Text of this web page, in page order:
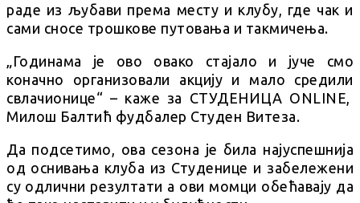
раде из љубави према месту и клубу, где чак и
сами сносе трошкове путовања и такмичења.
„Годинама је ово овако стајало и јуче смо
коначно организовали акцију и мало средили
свлачионице“ – каже за СТУДЕНИЦА ONLINE,
Милош Балтић фудбалер Студен Витеза.
Да подсетимо, ова сезона је била најуспешнија
од оснивања клуба из Студенице и забележени
су одлични резултати а ови момци обећавају да